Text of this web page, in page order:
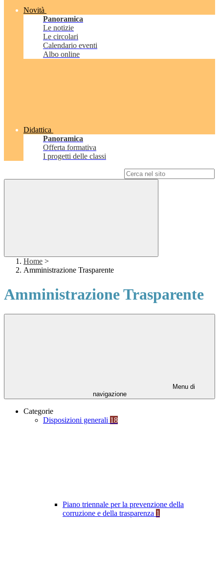
Novità
Panoramica
Le notizie
Le circolari
Calendario eventi
Albo online
Didattica
Panoramica
Offerta formativa
I progetti delle classi
Home >
Amministrazione Trasparente
Amministrazione Trasparente
Menu di
navigazione
Categorie
Disposizioni generali 18
Piano triennale per la prevenzione della
corruzione e della trasparenza 1